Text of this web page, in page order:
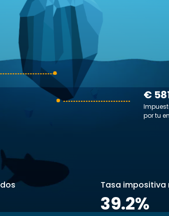
€
por tu
Tasa impositiva
39.2%